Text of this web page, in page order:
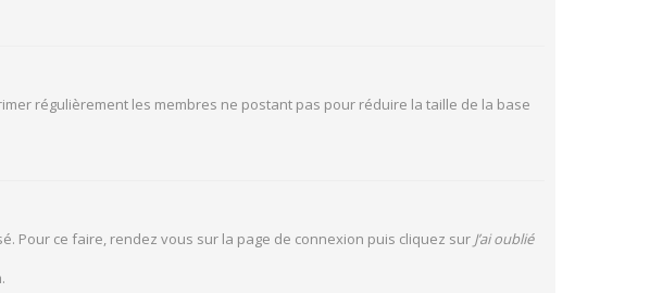
régulièrement les membres ne postant pas pour réduire la taille de la base
Pour ce faire, rendez vous sur la page de connexion puis cliquez sur J’ai oublié